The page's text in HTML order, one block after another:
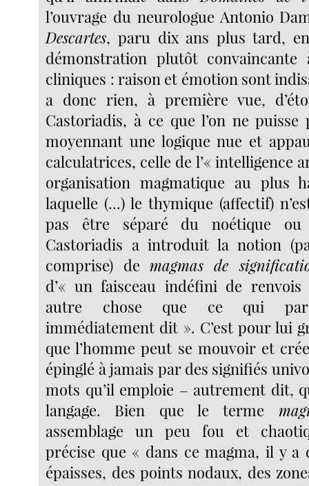
l’ouvrage du neurologue Antonio
Descartes, paru dix ans plus tard,
démonstration plutôt
cliniques : raison et émotion sont
a donc rien, à première vue,
Castoriadis, à ce que l’on ne
moyennant une logique nue et
calculatrices, celle de l’« intelligence
organisation magmatique au plus
laquelle (...) le thymique (affectif)
pas être séparé du noétique ou
Castoriadis a introduit la notion
comprise) de magmas de
d’« un faisceau indéfini de
autre chose que ce qui
immédiatement dit ». C’est pour lui
que l’homme peut se mouvoir et
épinglé à jamais par des signifiés
mots qu’il emploie – autrement dit,
langage. Bien que le terme
assemblage un peu fou et
précise que « dans ce magma, il y a
épaisses, des points nodaux, des